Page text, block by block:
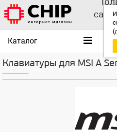
Каталог
Клавиатуры для MSI A